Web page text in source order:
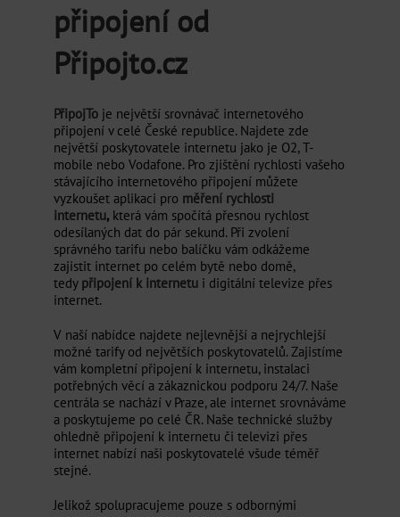
připojení od
Připojto.cz
PřipojToje největší srovnávač internetového
připojení v celé České republice. Najdete zde
největší poskytovatele internetu jako je O2, T-
mobile nebo Vodafone. Pro zjištění rychlosti vašeho
stávajícího internetového připojení můžete
vyzkoušet aplikaci pro měření rychlosti
internetu,která vám spočítá přesnou rychlost
odesílaných dat do pár sekund. Při zvolení
správného tarifu nebo balíčku vám odkážeme
zajistit internet po celém bytě nebo domě,
tedy připojení k internetu i digitální televize přes
internet.
V naší nabídce najdete nejlevnější a nejrychlejší
možné tarify od největších poskytovatelů. Zajistíme
vám kompletní připojení k internetu, instalaci
potřebných věcí a zákaznickou podporu 24/7. Naše
centrála se nachází v Praze, ale internet srovnáváme
a poskytujeme po celé ČR. Naše technické služby
ohledně připojení k internetu či televizi přes
internet nabízí naši poskytovatelé všude téměř
stejné.
Jelikož spolupracujeme pouze s odbornými